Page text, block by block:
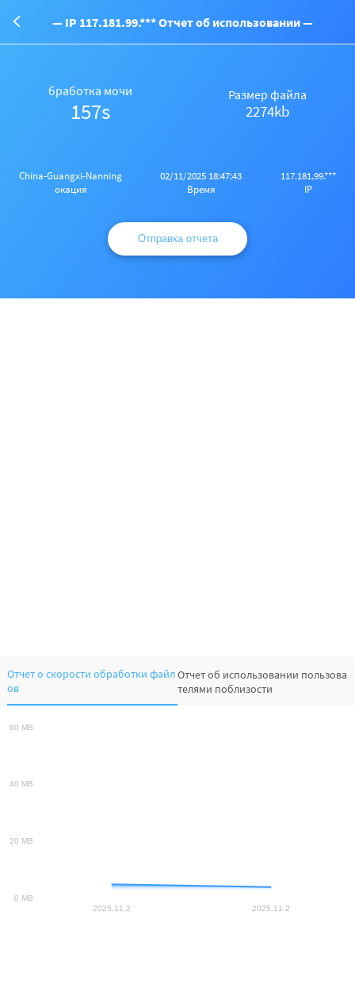
— IP 117.181.99.*** Отчет об использовании —
бработка мочи
157s
Размер файла
2274kb
China-Guangxi-Nanning
окация
02/11/2025 18:47:43
Время
117.181.99.***
IP
Отправка отчета
Отчет о скорости обработки файл
ов
Отчет об использовании пользова
телями поблизости